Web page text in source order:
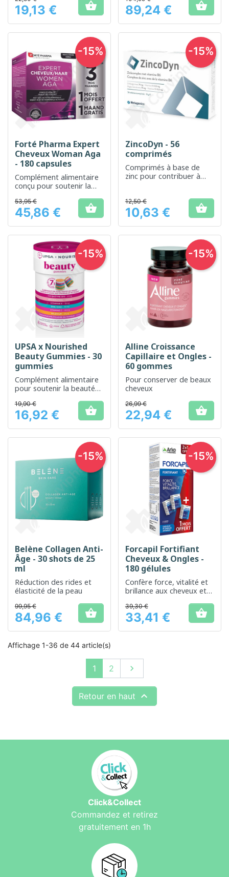
Prix
19,13 €  Prix
89,24 € 
Forté Pharma Expert
Cheveux Woman Aga
- 180 capsules
Complément alimentaire
conçu pour soutenir la
femme
Prix
53,95 €
45,86 € 
-15%
ZincoDyn - 56
comprimés
Comprimés à base de
zinc pour contribuer à
cellules contre le stress
oxydatif
Prix
12,50 €
10,63 € 
-15%
UPSA x Nourished
Beauty Gummies - 30
gummies
Complément alimentaire
pour soutenir la beauté
des cheveux et des
ongles.
Prix
19,90 €
16,92 € 
-15%
Alline Croissance
Capillaire et Ongles -
60 gommes
Pour conserver de beaux
cheveux
Prix
26,99 €
22,94 € 
-15%
Belène Collagen Anti-
Âge - 30 shots de 25
ml
Réduction des rides et
élasticité de la peau
Prix
99,95 €
84,96 € 
-15%
Forcapil Fortifiant
Cheveux & Ongles -
180 gélules
Confère force, vitalité et
brillance aux cheveux et
Prix
39,30 €
33,41 € 
-15%
Affichage 1-36 de 44 article(s)
1 2 Suivant

Retour en haut 
Click&Collect
Commandez et retirez
gratuitement en 1h